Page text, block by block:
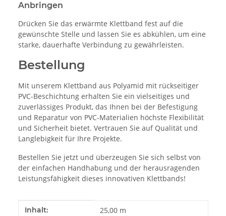
Anbringen
Drücken Sie das erwärmte Klettband fest auf die
gewünschte Stelle und lassen Sie es abkühlen, um eine
starke, dauerhafte Verbindung zu gewährleisten.
Bestellung
Mit unserem Klettband aus Polyamid mit rückseitiger
PVC-Beschichtung erhalten Sie ein vielseitiges und
zuverlässiges Produkt, das Ihnen bei der Befestigung
und Reparatur von PVC-Materialien höchste Flexibilität
und Sicherheit bietet. Vertrauen Sie auf Qualität und
Langlebigkeit für Ihre Projekte.
Bestellen Sie jetzt und überzeugen Sie sich selbst von
der einfachen Handhabung und der herausragenden
Leistungsfähigkeit dieses innovativen Klettbands!
Produkteigenschaft
Wert
Inhalt: 25,00 m